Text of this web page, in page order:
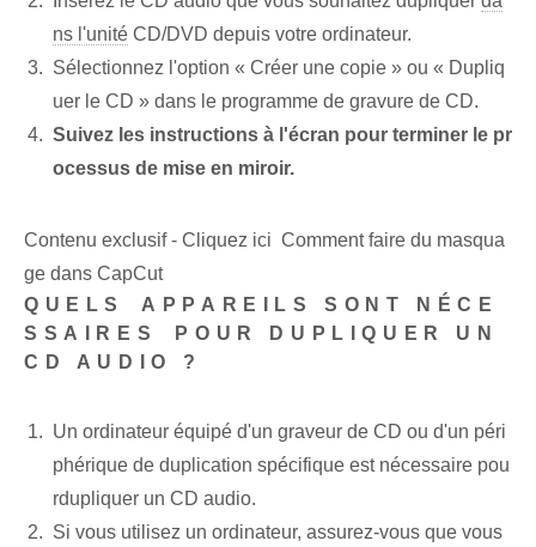
ns l'unité CD/DVD⁤ depuis votre ordinateur.
Sélectionnez l'option « Créer une copie »⁤ ou « Dupliq
uer le CD » dans le programme de gravure de CD.
Suivez les instructions à l'écran pour terminer le pr
ocessus de mise en miroir.
Contenu exclusif - Cliquez ici Comment faire du masqua
ge dans CapCut
QUELS ⁤APPAREILS SONT NÉCE
SSAIRES⁢ POUR DUPLIQUER UN
‌CD AUDIO ?
Un ordinateur équipé d'un ⁢graveur de CD ou d'un ⁣péri
phérique de duplication⁤ spécifique est nécessaire pou
r⁤dupliquer un CD audio.
Si vous utilisez un ordinateur, assurez-vous que vous